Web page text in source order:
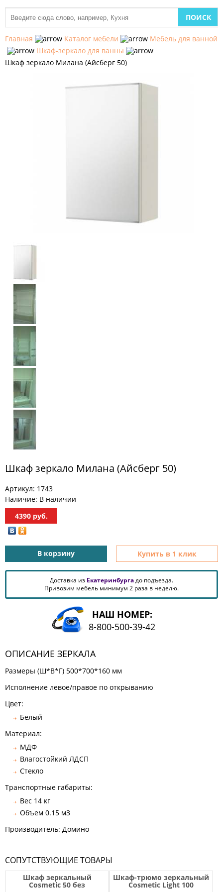
Главная Каталог мебели
Мебель для ванной
Шкаф-зеркало для ванны
Шкаф зеркало Милана (Айсберг 50)
Шкаф зеркало Милана (Айсберг 50)
Артикул: 1743
Наличие: В наличии
4390руб.
В корзину Купить в 1 клик
Доставка из Екатеринбургадо подъезда.
Привозим мебель минимум 2 раза в неделю.
НАШ НОМЕР:
8-800-500-39-42
ОПИСАНИЕ ЗЕРКАЛА
Размеры (Ш*В*Г) 500*700*160 мм
Исполнение левое/правое по открыванию
Цвет:
Белый
Материал:
МДФ
Влагостойкий ЛДСП
Стекло
Транспортные габариты:
Вес 14 кг
Объем 0.15 м3
Производитель: Домино
СОПУТСТВУЮЩИЕ ТОВАРЫ
Шкаф зеркальный
Cosmetic 50 без
Шкаф-трюмо зеркальный
Cosmetic Light 100
МЕБЕЛЬ
КУХНИ
ДЕТСКАЯ
ПРИХОЖЕЙ
СТОЛЫ
ОФИСНАЯ
МЕБЕЛЬ
МАТРАСЫ
МЕБЕЛЬ
ДЛЯ
ВАННОЙ
МЕБЕЛЬ-
ТРАНСФОРМЕР
РАЗНАЯ
МЕБЕЛЬ
КОМОДЫ
ЖУРНАЛЬНЫЕ
СТОЛЫ
ТУАЛЕТНЫЕ
СТОЛИКИ
БАНКЕТКИ
И
ДИВАНЧИКИ
САДОВАЯ
МЕБЕЛЬ
ЗЕРКАЛА